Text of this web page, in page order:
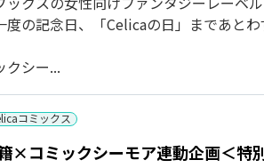
度の記念日、「Celicaの日」まであとわ
クシー...
コミックス
×コミックシーモア連動企画＜特